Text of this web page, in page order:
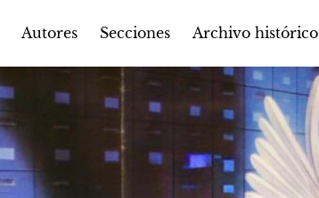
Autores Secciones Archivo histórico